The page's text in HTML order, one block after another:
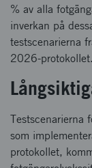
% av alla
inverkan på
testscenarierna
2026-protokollet.
Testscenarierna
som
protokollet,